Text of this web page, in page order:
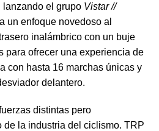
lanzando el grupo Vistar //
un enfoque novedoso al
inalámbrico con un buje
para ofrecer una experiencia de
con hasta 16 marchas únicas y
delantero.
distintas pero
de la industria del ciclismo. TRP